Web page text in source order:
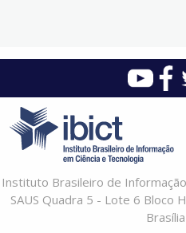
Instituto Brasileiro de
SAUS Quadra 5 - Lote 6 Bloco